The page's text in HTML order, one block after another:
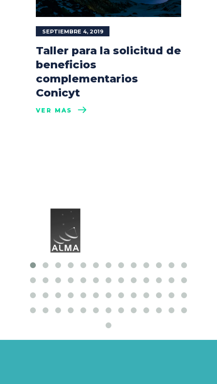
SEPTIEMBRE 4, 2019
Taller para la solicitud de
beneficios
complementarios
Conicyt
VER MÁS